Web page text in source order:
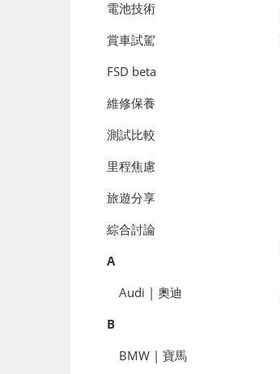
電池技術
賞車試駕
FSD beta
維修保養
測試比較
里程焦慮
旅遊分享
綜合討論
A
Audi | 奧迪
B
BMW | 寶馬